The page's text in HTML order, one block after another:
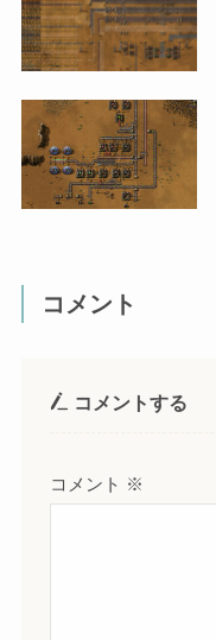
コメント
コメントする
コメント ※